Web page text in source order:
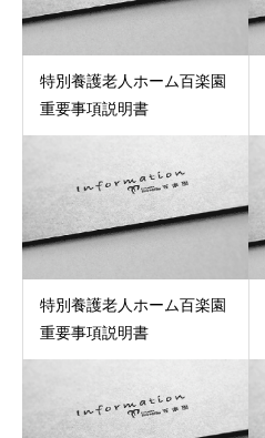
特別養護老人ホーム百楽園
重要事項説明書
特別養護老人ホーム百楽園
重要事項説明書